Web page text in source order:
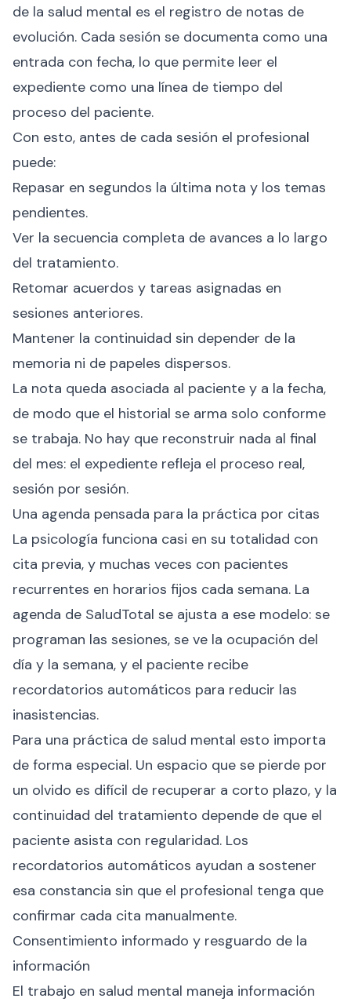
de la salud mental es el registro de notas de
evolución. Cada sesión se documenta como una
entrada con fecha, lo que permite leer el
expediente como una línea de tiempo del
proceso del paciente.
Con esto, antes de cada sesión el profesional
puede:
Repasar en segundos la última nota y los temas
pendientes.
Ver la secuencia completa de avances a lo largo
del tratamiento.
Retomar acuerdos y tareas asignadas en
sesiones anteriores.
Mantener la continuidad sin depender de la
memoria ni de papeles dispersos.
La nota queda asociada al paciente y a la fecha,
de modo que el historial se arma solo conforme
se trabaja. No hay que reconstruir nada al final
del mes: el expediente refleja el proceso real,
sesión por sesión.
Una agenda pensada para la práctica por citas
La psicología funciona casi en su totalidad con
cita previa, y muchas veces con pacientes
recurrentes en horarios fijos cada semana. La
agenda de SaludTotal se ajusta a ese modelo: se
programan las sesiones, se ve la ocupación del
día y la semana, y el paciente recibe
recordatorios automáticos para reducir las
inasistencias.
Para una práctica de salud mental esto importa
de forma especial. Un espacio que se pierde por
un olvido es difícil de recuperar a corto plazo, y la
continuidad del tratamiento depende de que el
paciente asista con regularidad. Los
recordatorios automáticos ayudan a sostener
esa constancia sin que el profesional tenga que
confirmar cada cita manualmente.
Consentimiento informado y resguardo de la
información
El trabajo en salud mental maneja información